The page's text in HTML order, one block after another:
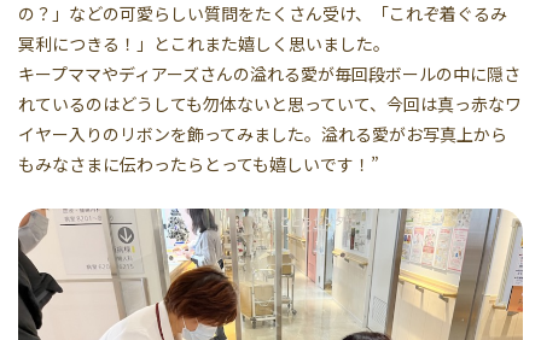
の？」などの可愛らしい質問をたくさん受け、「これぞ着ぐるみ
冥利につきる！」とこれまた嬉しく思いました。
キープママやディアーズさんの溢れる愛が毎回段ボールの中に隠さ
れているのはどうしても勿体ないと思っていて、今回は真っ赤なワ
イヤー入りのリボンを飾ってみました。溢れる愛がお写真上から
もみなさまに伝わったらとっても嬉しいです！”